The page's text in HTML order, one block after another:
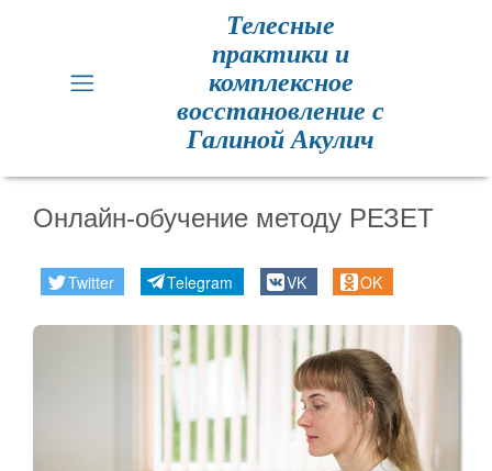
Практики
здоровья
Метод
Телесные
практики и
комплексное
восстановление с
Галиной Акулич
Онлайн-обучение методу РЕЗЕТ
Twitter Telegram VK OK